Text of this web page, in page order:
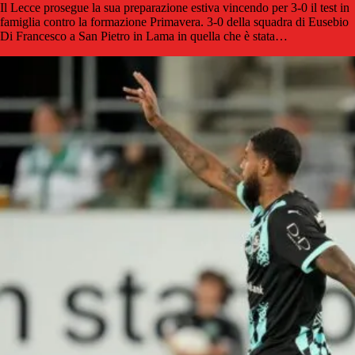
Il Lecce prosegue la sua preparazione estiva vincendo per 3-0 il test in
famiglia contro la formazione Primavera. 3-0 della squadra di Eusebio
Di Francesco a San Pietro in Lama in quella che è stata…